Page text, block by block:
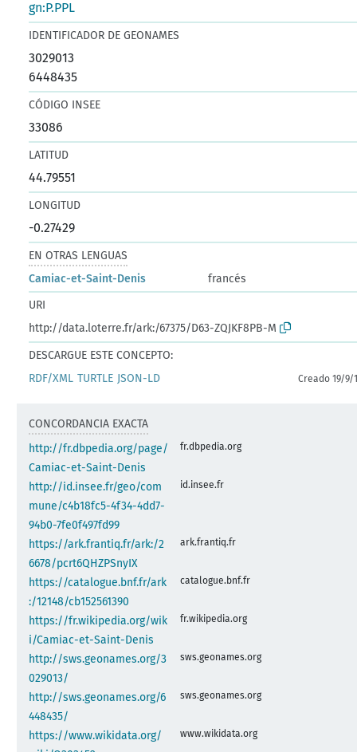
gn:P.PPL
IDENTIFICADOR DE GEONAMES
3029013
6448435
CÓDIGO INSEE
33086
LATITUD
44.79551
LONGITUD
-0.27429
EN OTRAS LENGUAS
Camiac-et-Saint-Denis
francés
URI
http://data.loterre.fr/ark:/67375/D63-ZQJKF8PB-M
DESCARGUE ESTE CONCEPTO:
RDF/XML TURTLE JSON-LD Creado 19/9/
CONCORDANCIA EXACTA
http://fr.dbpedia.org/page/
Camiac-et-Saint-Denis
fr.dbpedia.org
http://id.insee.fr/geo/com
mune/c4b18fc5-4f34-4dd7-
94b0-7fe0f497fd99
id.insee.fr
https://ark.frantiq.fr/ark:/2
6678/pcrt6QHZPSnyIX
ark.frantiq.fr
https://catalogue.bnf.fr/ark
:/12148/cb152561390
catalogue.bnf.fr
https://fr.wikipedia.org/wik
i/Camiac-et-Saint-Denis
fr.wikipedia.org
http://sws.geonames.org/3
029013/
sws.geonames.org
http://sws.geonames.org/6
448435/
sws.geonames.org
https://www.wikidata.org/
www.wikidata.org